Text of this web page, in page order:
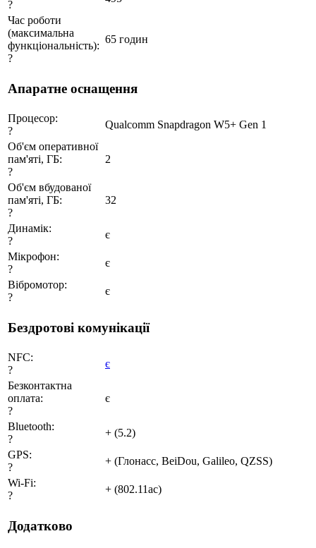
?
Час роботи
(максимальна
функціональність):
?
65 годин
Апаратне оснащення
Процесор:
?
Qualcomm Snapdragon W5+ Gen 1
Об'єм оперативної
пам'яті, ГБ:
?
2
Об'єм вбудованої
пам'яті, ГБ:
?
32
Динамік:
?
є
Мікрофон:
?
є
Вібромотор:
?
є
Бездротові комунікації
NFC:
?
є
Безконтактна
оплата:
?
є
Bluetooth:
?
+ (5.2)
GPS:
?
+ (Глонасс, BeiDou, Galileo, QZSS)
Wi-Fi:
?
+ (802.11ac)
Додатково